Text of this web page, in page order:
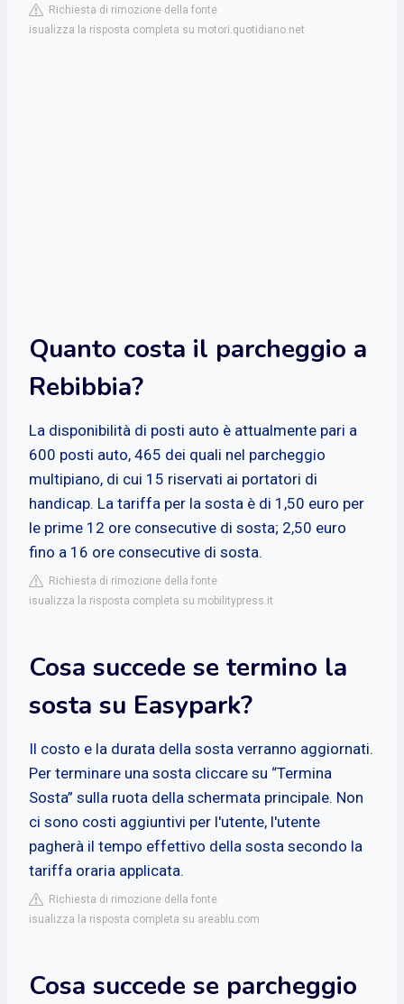
Richiesta di rimozione della fonte
isualizza la risposta completa su motori.quotidiano.net
Quanto costa il parcheggio a
Rebibbia?
La disponibilità di posti auto è attualmente pari a
600 posti auto, 465 dei quali nel parcheggio
multipiano, di cui 15 riservati ai portatori di
handicap. La tariffa per la sosta è di 1,50 euro per
le prime 12 ore consecutive di sosta; 2,50 euro
fino a 16 ore consecutive di sosta.
Richiesta di rimozione della fonte
isualizza la risposta completa su mobilitypress.it
Cosa succede se termino la
sosta su Easypark?
Il costo e la durata della sosta verranno aggiornati.
Per terminare una sosta cliccare su “Termina
Sosta” sulla ruota della schermata principale. Non
ci sono costi aggiuntivi per l'utente, l'utente
pagherà il tempo effettivo della sosta secondo la
tariffa oraria applicata.
Richiesta di rimozione della fonte
isualizza la risposta completa su areablu.com
Cosa succede se parcheggio